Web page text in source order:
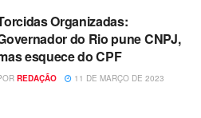
Organizadas:
do Rio pune CNPJ,
esquece do CPF
REDAÇÃO 11 DE MARÇO DE 2023